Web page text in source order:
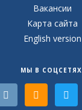
Вакансии
Карта сайта
English version
МЫ В СОЦСЕТЯХ